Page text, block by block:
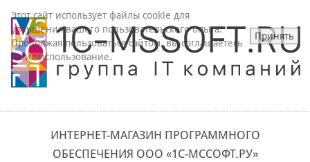
ИНТЕРНЕТ-МАГАЗИН ПРОГРАММНОГО
ОБЕСПЕЧЕНИЯ ООО «1С-МССОФТ.РУ»
Этот сайт использует файлы cookie для
улучшения вашего пользовательского опыта.
Продолжая пользоваться сайтом, вы соглашаетесь
на их использование.
Принять